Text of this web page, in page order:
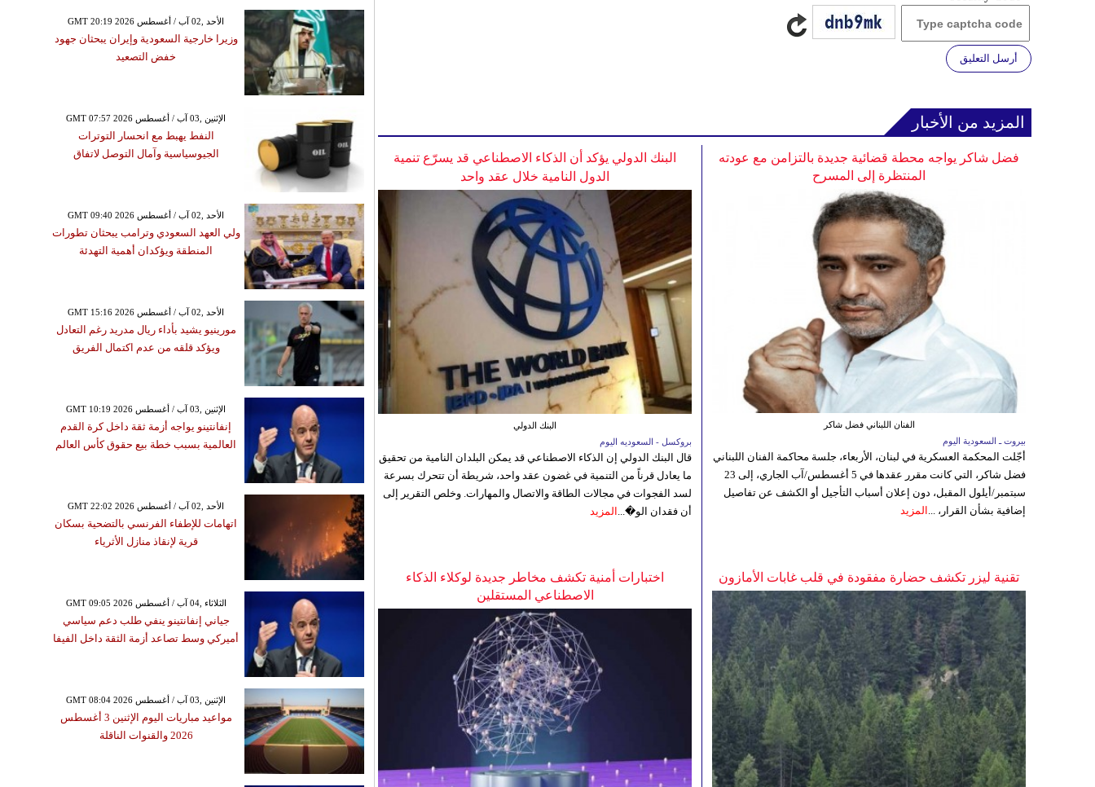
أرسل التعليق
المزيد من الأخبار
البنك الدولي يؤكد أن الذكاء الاصطناعي قد يسرّع تنمية
الدول النامية خلال عقد واحد
البنك الدولي
بروكسل - السعوديه اليوم
قال البنك الدولي إن الذكاء الاصطناعي قد يمكن البلدان النامية من تحقيق
ما يعادل قرناً من التنمية في غضون عقد واحد، شريطة أن تتحرك بسرعة
لسد الفجوات في مجالات الطاقة والاتصال والمهارات. وخلص التقرير إلى
أن فقدان الو�... المزيد
فضل شاكر يواجه محطة قضائية جديدة بالتزامن مع عودته
المنتظرة إلى المسرح
الفنان اللبناني فضل شاكر
بيروت ـ السعودية اليوم
أجّلت المحكمة العسكرية في لبنان، الأربعاء، جلسة محاكمة الفنان اللبناني
فضل شاكر، التي كانت مقرر عقدها في 5 أغسطس/آب الجاري، إلى 23
سبتمبر/أيلول المقبل، دون إعلان أسباب التأجيل أو الكشف عن تفاصيل
إضافية بشأن القرار، ... المزيد
اختبارات أمنية تكشف مخاطر جديدة لوكلاء الذكاء
الاصطناعي المستقلين
تقنية ليزر تكشف حضارة مفقودة في قلب غابات الأمازون
GMT 20:19 2026 الأحد ,02 آب / أغسطس
وزيرا خارجية السعودية وإيران يبحثان جهود
خفض التصعيد
GMT 07:57 2026 الإثنين ,03 آب / أغسطس
النفط يهبط مع انحسار التوترات
الجيوسياسية وآمال التوصل لاتفاق
GMT 09:40 2026 الأحد ,02 آب / أغسطس
ولي العهد السعودي وترامب يبحثان تطورات
المنطقة ويؤكدان أهمية التهدئة
GMT 15:16 2026 الأحد ,02 آب / أغسطس
مورينيو يشيد بأداء ريال مدريد رغم التعادل
ويؤكد قلقه من عدم اكتمال الفريق
GMT 10:19 2026 الإثنين ,03 آب / أغسطس
إنفانتينو يواجه أزمة ثقة داخل كرة القدم
العالمية بسبب خطة بيع حقوق كأس العالم
GMT 22:02 2026 الأحد ,02 آب / أغسطس
اتهامات للإطفاء الفرنسي بالتضحية بسكان
قرية لإنقاذ منازل الأثرياء
GMT 09:05 2026 الثلاثاء ,04 آب / أغسطس
جياني إنفانتينو ينفي طلب دعم سياسي
أميركي وسط تصاعد أزمة الثقة داخل الفيفا
GMT 08:04 2026 الإثنين ,03 آب / أغسطس
مواعيد مباريات اليوم الإثنين 3 أغسطس
2026 والقنوات الناقلة